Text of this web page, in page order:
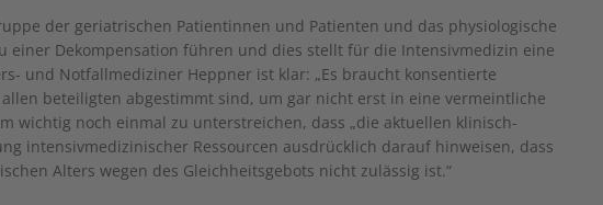
der geriatrischen Patientinnen und Patienten und das physiologische
einer Dekompensation führen und dies stellt für die Intensivmedizin eine
und Notfallmediziner Heppner ist klar: „Es braucht konsentierte
beteiligten abgestimmt sind, um gar nicht erst in eine vermeintliche
wichtig noch einmal zu unterstreichen, dass „die aktuellen klinisch-
intensivmedizinischer Ressourcen ausdrücklich darauf hinweisen, dass
Alters wegen des Gleichheitsgebots nicht zulässig ist.“